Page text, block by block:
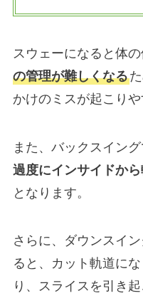
スウェーになると体の
の管理が難しくなる
かけのミスが起こりや
また、バックスイン
過度にインサイドか
となります。
さらに、ダウンスイ
ると、カット軌道に
り、スライスを引き